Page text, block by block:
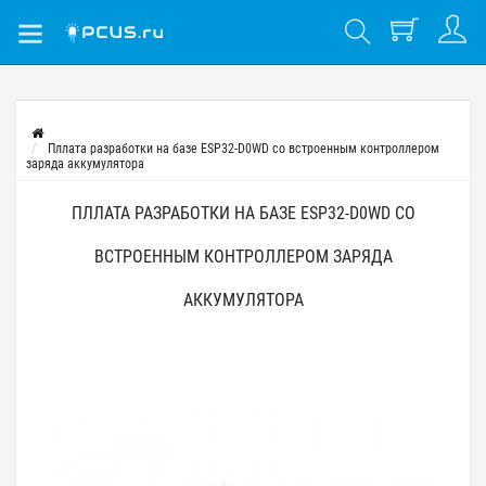
Пллата разработки на базе ESP32-D0WD со встроенным контроллером
заряда аккумулятора
ПЛЛАТА РАЗРАБОТКИ НА БАЗЕ ESP32-D0WD СО
ВСТРОЕННЫМ КОНТРОЛЛЕРОМ ЗАРЯДА
АККУМУЛЯТОРА